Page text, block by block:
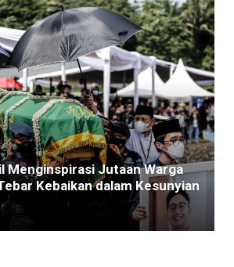
Menginspirasi Jutaan Warga
Kebaikan dalam Kesunyian